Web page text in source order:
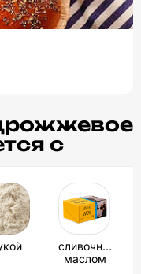
с
сливочным
маслом